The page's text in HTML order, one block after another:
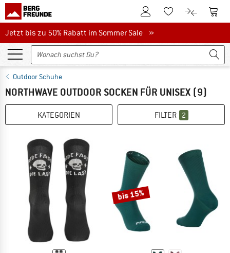
Zum KundenkontoZum Merkzettel.
Zum Zum
Jetzt bis zu 50% Rabatt im Sommer Sale
Jetzt bis zu 50% Rabatt im Sommer Sale »
Outdoor Schuhe
NORTHWAVE OUTDOOR SOCKEN FÜR UNISEX (9)
KATEGORIEN FILTER 2
bis 15%